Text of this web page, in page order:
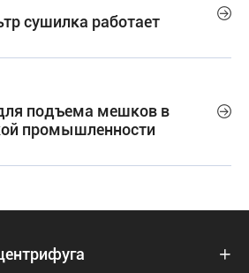
сушилка работает 
подъема мешков в
промышленности

